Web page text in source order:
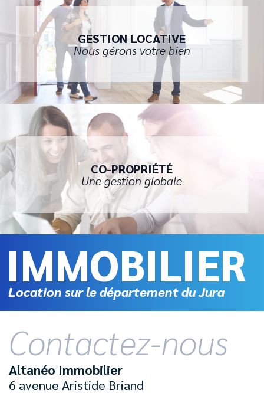
GESTION LOCATIVE
Nous gérons votre bien
CO-PROPRIÉTÉ
Une gestion globale
IMMOBILIER
Location sur le département du Jura
Contactez-nous
Altanéo Immobilier
6 avenue Aristide Briand